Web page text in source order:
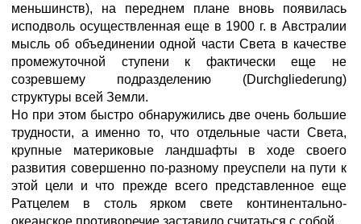
меньшинств), на переднем плане вновь появилась
исподволь осуществленная еще в 1900 г. в Австралии
мысль об объединении одной части Света в качестве
промежуточной ступени к фактически еще не
созревшему подразделению (Durchgliederung)
структуры всей Земли.
Но при этом быстро обнаружились две очень большие
трудности, а именно то, что отдельные части Света,
крупные материковые ландшафты в ходе своего
развития совершенно по-разному преуспели на пути к
этой цели и что прежде всего представленное еще
Ратцелем в столь ярком свете континентально-
океанское противоречие заставило считаться с собой.